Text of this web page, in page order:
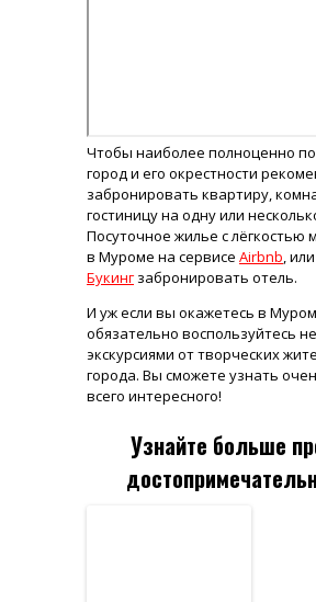
Чтобы наиболее полноценно
город и его окрестности
забронировать квартиру,
гостиницу на одну или
Посуточное жилье с лёгкостью
в Муроме на сервисе Airbnb,
Букингзабронировать отель.
И уж если вы окажетесь в
обязательно воспользуйтесь
экскурсиями от творческих
города. Вы сможете узнать
всего интересного!
Узнайте больше